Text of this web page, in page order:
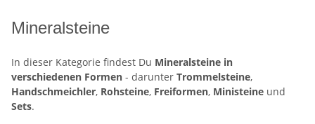
Mineralsteine
In dieser Kategorie findest Du Mineralsteine in
verschiedenen Formen - darunter Trommelsteine,
Handschmeichler, Rohsteine, Freiformen, Ministeine und
Sets.